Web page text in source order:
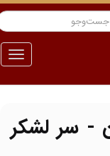
منو
- سر لشکر